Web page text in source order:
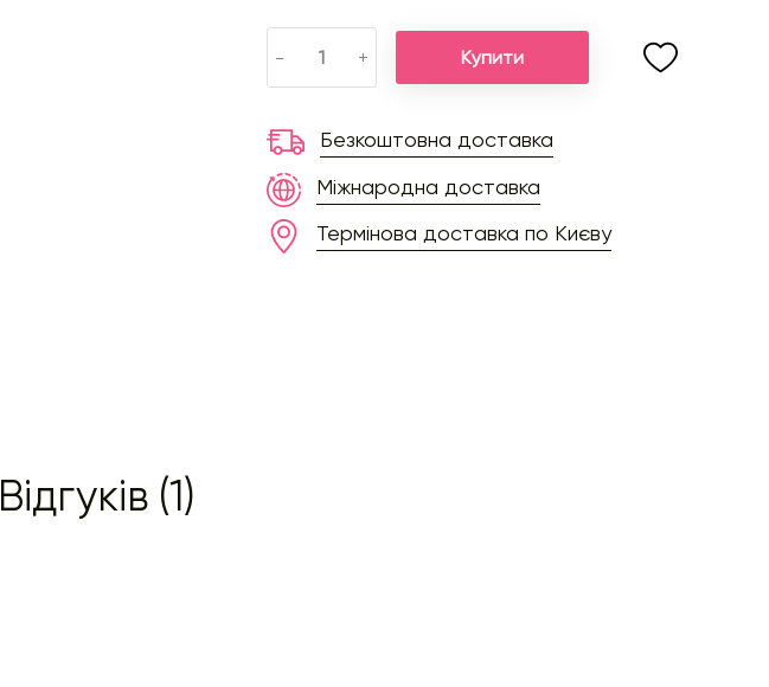
- + Купити
Безкоштовна доставка
Міжнародна доставка
Термінова доставка по Києву
Відгуків (1)